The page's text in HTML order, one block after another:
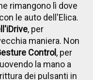
rimangono lì dove
le auto dell'Elica.
, per
maniera. Non
Control, per
la mano a
dei pulsanti in